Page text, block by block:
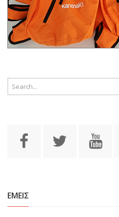
ΕΜΕΙΣ